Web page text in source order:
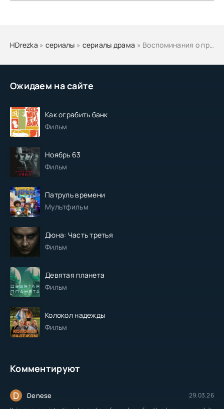
Ожидаем на сайте
Как ограбить банк
Фильм
Ноябрь 63
Фильм
Патруль времени
Мультфильм
Дюна: Часть третья
Фильм
Девятая планета
Фильм
Колокол надежды
Фильм
Комментируют
D Denese 29.03.26
HDrezka » сериалы » сериалы драма » Воспоминания о прошлом